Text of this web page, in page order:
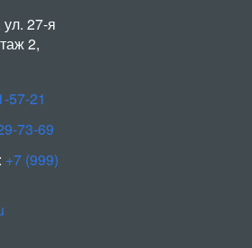
27-я
2,
57-21
73-69
+7 (999)